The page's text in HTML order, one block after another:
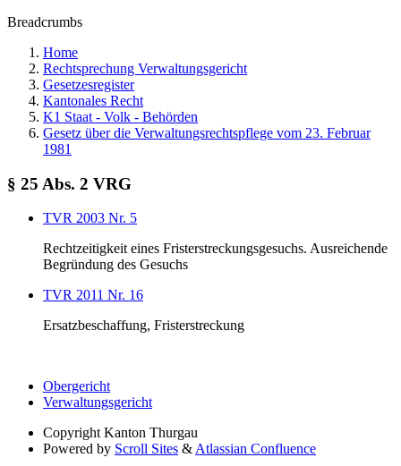
Breadcrumbs
Home
Rechtsprechung Verwaltungsgericht
Gesetzesregister
Kantonales Recht
K1 Staat - Volk - Behörden
Gesetz über die Verwaltungsrechtspflege vom 23. Februar
1981
§ 25 Abs. 2 VRG
TVR 2003 Nr. 5
Rechtzeitigkeit eines Fristerstreckungsgesuchs. Ausreichende
Begründung des Gesuchs
TVR 2011 Nr. 16
Ersatzbeschaffung, Fristerstreckung
Obergericht
Verwaltungsgericht
Copyright Kanton Thurgau
Powered by Scroll Sites &Atlassian Confluence